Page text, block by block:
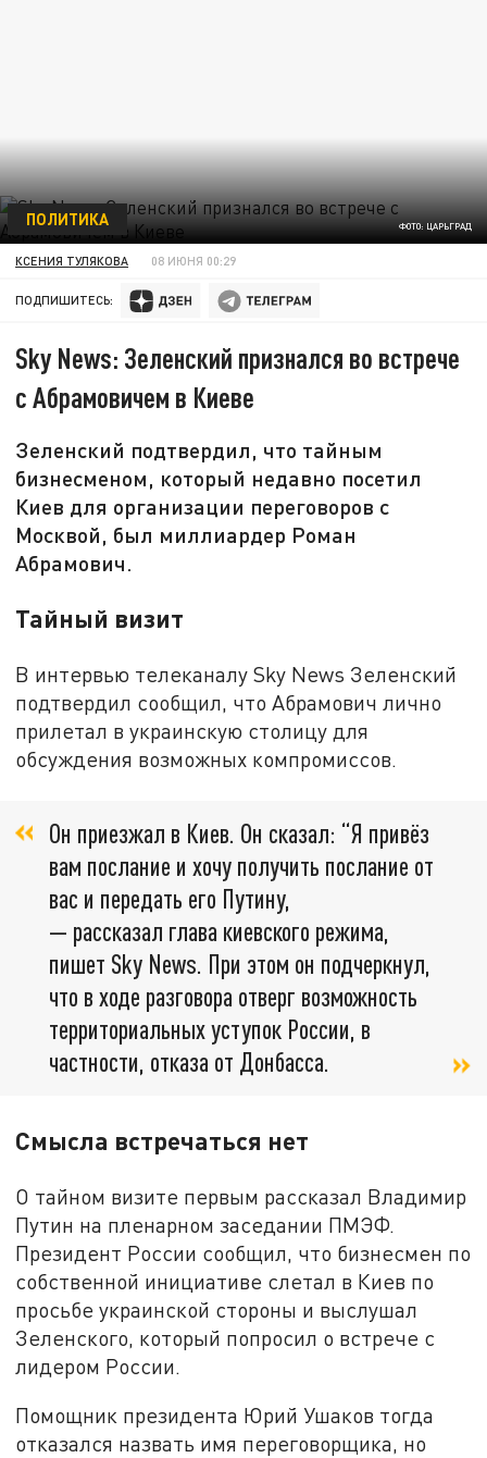
ФОТО: ЦАРЬГРАД
ПОЛИТИКА
КСЕНИЯ ТУЛЯКОВА 08 ИЮНЯ 00:29
ПОДПИШИТЕСЬ:
Sky News: Зеленский признался во встрече
с Абрамовичем в Киеве
Зеленский подтвердил, что тайным
бизнесменом, который недавно посетил
Киев для организации переговоров с
Москвой, был миллиардер Роман
Абрамович.
Тайный визит
В интервью телеканалу Sky News Зеленский
подтвердил сообщил, что Абрамович лично
прилетал в украинскую столицу для
обсуждения возможных компромиссов.
Он приезжал в Киев. Он сказал: “Я привёз
вам послание и хочу получить послание от
вас и передать его Путину,
— рассказал глава киевского режима,
пишет Sky News. При этом он подчеркнул,
что в ходе разговора отверг возможность
территориальных уступок России, в
частности, отказа от Донбасса.
Смысла встречаться нет
О тайном визите первым рассказал Владимир
Путин на пленарном заседании ПМЭФ.
Президент России сообщил, что бизнесмен по
собственной инициативе слетал в Киев по
просьбе украинской стороны и выслушал
Зеленского, который попросил о встрече с
лидером России.
Помощник президента Юрий Ушаков тогда
отказался назвать имя переговорщика, но